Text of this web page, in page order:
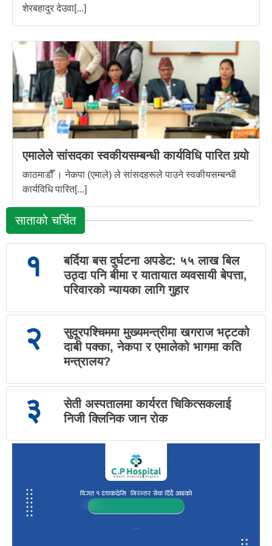
शेरबहादुर देउवा[...]
एमालेले सांसदका स्वकीयसम्बन्धी कार्यविधि पारित गर्‍यो
काठमाडौँ । नेकपा (एमाले) ले सांसदहरूले पाउने स्वकीयसम्बन्धी
कार्यविधि पारित[...]
साताको चर्चित
१
बर्दिया बस दुर्घटना अपडेट: ५५ लाख बिल
उठ्दा पनि बीमा र यातायात व्यवसायी बेपत्ता,
परिवारको न्यायका लागि गुहार
२
सुदूरपश्चिममा मुख्यमन्त्रीमा खगराज भट्टको
दाबी पक्का, नेकपा र एमालेको भागमा कति
मन्त्रालय?
३
सेती अस्पतालमा कार्यरत चिकित्सकलाई
निजी क्लिनिक जान रोक